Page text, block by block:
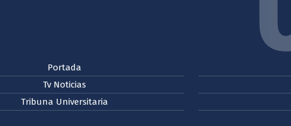
Portada
Tv Noticias
Tribuna Universitaria